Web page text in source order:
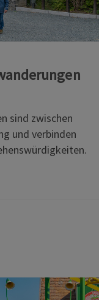
sind zwischen
und verbinden